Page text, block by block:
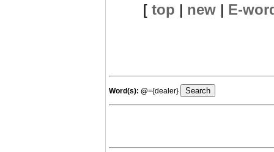
[ top | new| E-
Word(s): @={dealer}